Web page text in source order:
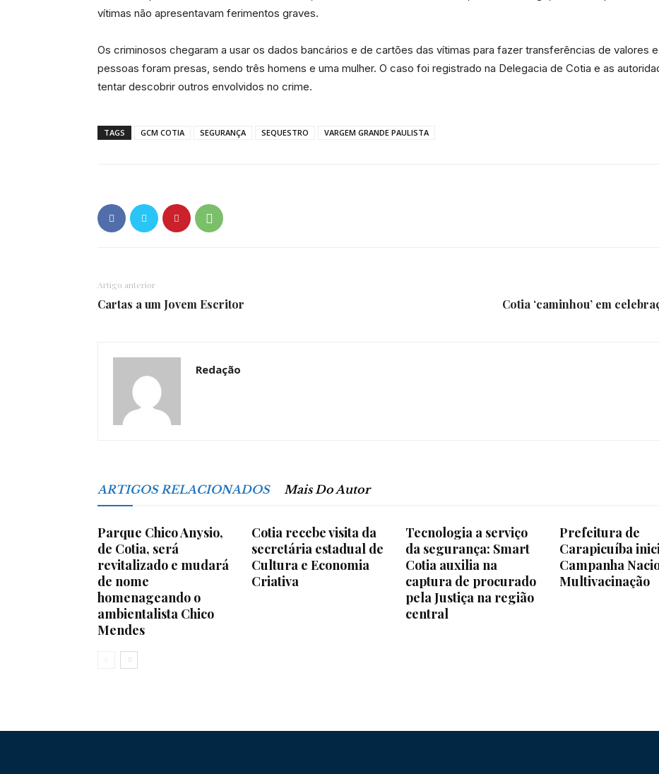
Região
vítimas não apresentavam ferimentos graves.
Os criminosos chegaram a usar os dados bancários e de cartões das vítimas para fazer transferências de valores
pessoas foram presas, sendo três homens e uma mulher. O caso foi registrado na Delegacia de Cotia e as
tentar descobrir outros envolvidos no crime.
TAGS GCM COTIA SEGURANÇA SEQUESTRO VARGEM GRANDE PAULISTA
Artigo anterior
Cartas a um Jovem Escritor Cotia ‘caminhou’ em
Redação
ARTIGOS RELACIONADOS Mais Do Autor
Parque Chico Anysio,
de Cotia, será
revitalizado e mudará
de nome
homenageando o
ambientalista Chico
Mendes
Cotia recebe visita da
secretária estadual de
Cultura e Economia
Criativa
Tecnologia a serviço
da segurança: Smart
Cotia auxilia na
captura de procurado
pela Justiça na região
central
Prefeitura de
Carapicuíba
Campanha
Multivacinação